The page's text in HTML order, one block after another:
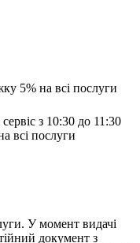
5% на всі послуги
з 10:30 до 11:30
всі послуги
У момент видачі
документ з